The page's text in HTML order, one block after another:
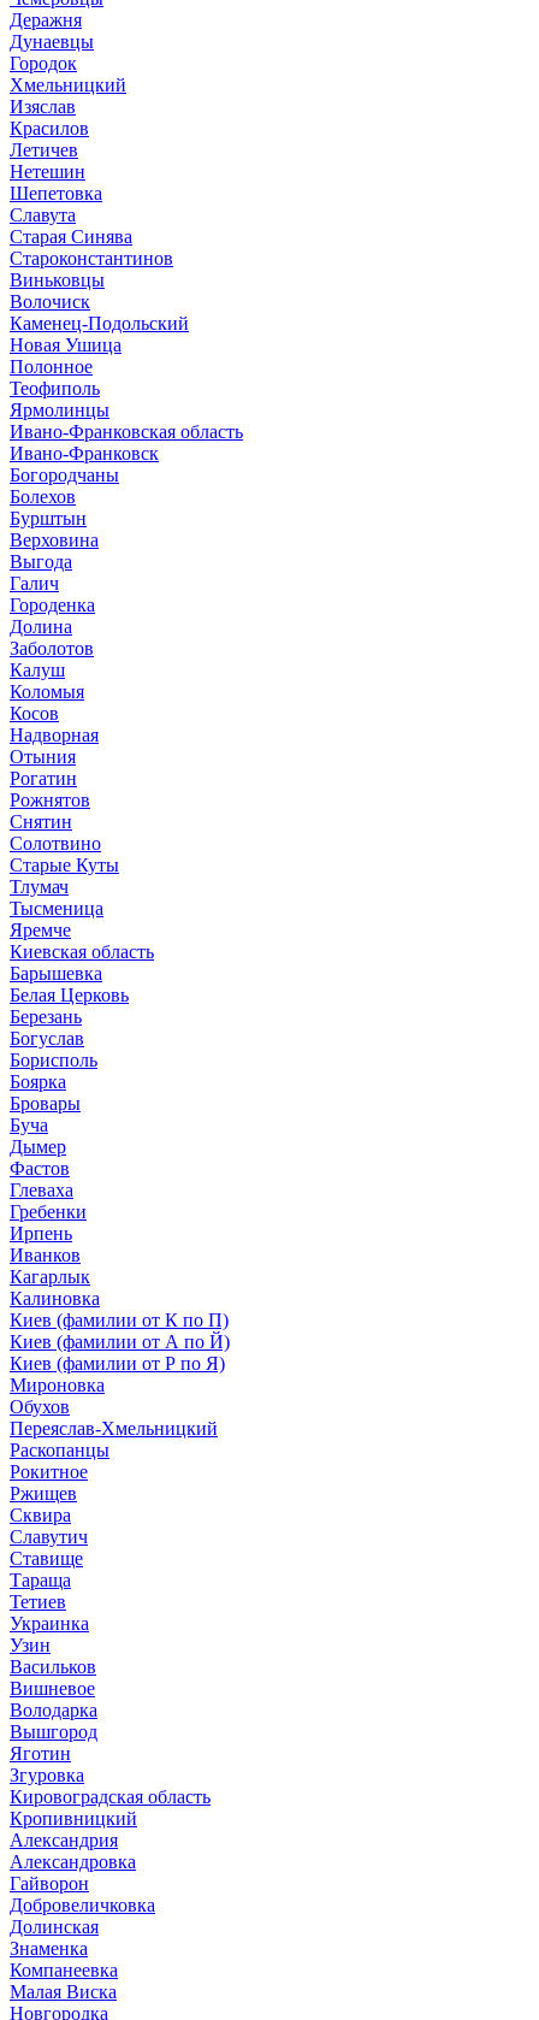
Деражня
Дунаевцы
Городок
Хмельницкий
Изяслав
Красилов
Летичев
Нетешин
Шепетовка
Славута
Старая Синява
Староконстантинов
Виньковцы
Волочиск
Каменец-Подольский
Новая Ушица
Полонное
Теофиполь
Ярмолинцы
Ивано-Франковская область
Ивано-Франковск
Богородчаны
Болехов
Бурштын
Верховина
Выгода
Галич
Городенка
Долина
Заболотов
Калуш
Коломыя
Косов
Надворная
Отыния
Рогатин
Рожнятов
Снятин
Солотвино
Старые Куты
Тлумач
Тысменица
Яремче
Киевская область
Барышевка
Белая Церковь
Березань
Богуслав
Борисполь
Боярка
Бровары
Буча
Дымер
Фастов
Глеваха
Гребенки
Ирпень
Иванков
Кагарлык
Калиновка
Киев (фамилии от К по П)
Киев (фамилии от А по Й)
Киев (фамилии от Р по Я)
Мироновка
Обухов
Переяслав-Хмельницкий
Раскопанцы
Рокитное
Ржищев
Сквира
Славутич
Ставище
Тараща
Тетиев
Украинка
Узин
Васильков
Вишневое
Володарка
Вышгород
Яготин
Згуровка
Кировоградская область
Кропивницкий
Александрия
Александровка
Гайворон
Добровеличковка
Долинская
Знаменка
Компанеевка
Малая Виска
Новгородка